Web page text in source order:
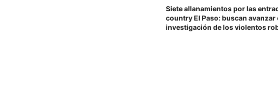
Siete allanamientos por las
country El Paso: buscan avanzar
investigación de los violentos